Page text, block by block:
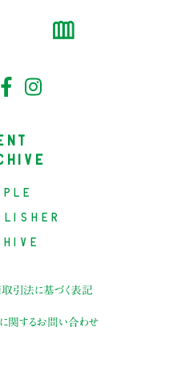
引法に基づく表記
に関するお問い合わせ